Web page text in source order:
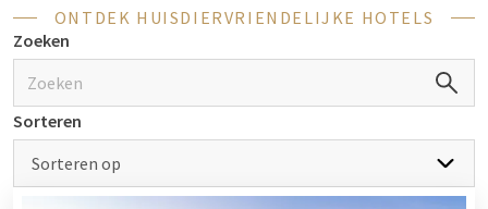
Wandelen in de mooiste
natuurgebieden
Verschillende Van der Valk locaties zijn gevestigd in een
natuurrijke omgeving, de perfect uitvalsbasis voor een lange
wandeling met uw hond. Struin samen door de bossen of kom
heerlijk uitwaaien aan de kust. Breng bijvoorbeeld een bezoek
ONTDEK HUISDIERVRIENDELIJKE HOTELS
Zoeken
Sorteren
Sorteren op